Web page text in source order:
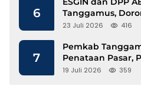
6
Tanggamus,
Berbasis Kopi
23 Juli 2026 416
7
Pemkab
Penataan Pasar,
Tempati Pasar
19 Juli 2026 359